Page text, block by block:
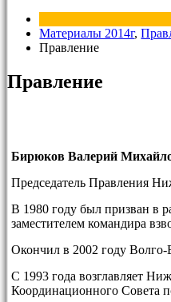
Материалы 2014г,
Правление
Правление
Бирюков Валерий
Председатель Правления
В 1980 году был призван в
заместителем командира
Окончил в 2002 году Волго-
С 1993 года возглавляет
Координационного Совета